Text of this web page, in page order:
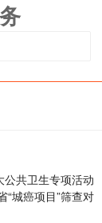
共卫生专项活动
城癌项目”筛查对